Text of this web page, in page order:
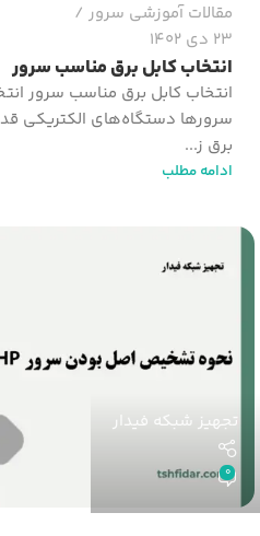
مقالات آموزشی سرور
23 دی 1402
انتخاب کابل برق مناسب سرور
انتخاب کابل برق مناسب سرور
سرورها دستگاه‌های الکتریکی
برق ز...
ادامه مطلب
تجهیز شبکه فیدار
0